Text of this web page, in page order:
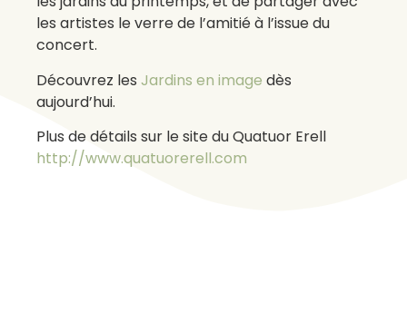
les artistes le verre de l’amitié à l’issue du
concert.
Découvrez les Jardins en image dès
aujourd’hui.
Plus de détails sur le site du Quatuor Erell
http://www.quatuorerell.com